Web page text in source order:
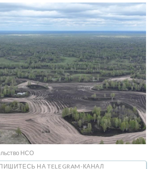
НСО
НА TELEGRAM-КАНАЛ